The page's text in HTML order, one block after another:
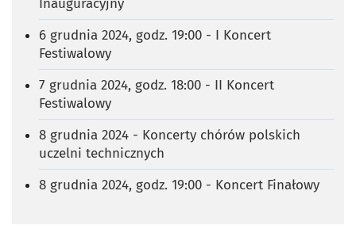
6 grudnia 2024, godz. 19:00 - I Koncert
Festiwalowy
7 grudnia 2024, godz. 18:00 - II Koncert
Festiwalowy
8 grudnia 2024 - Koncerty chórów polskich
uczelni technicznych
8 grudnia 2024, godz. 19:00 - Koncert Finałowy